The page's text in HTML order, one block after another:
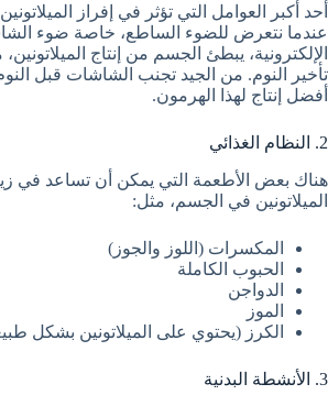
أحد أكبر العوامل التي تؤثر في إفراز
عندما نتعرض للضوء الساطع، خاصة ضوء
الإلكترونية، يبطئ الجسم من إنتاج
تأخير النوم. من الجيد تجنب الشاشات قبل
أفضل إنتاج لهذا الهرمون.
2. النظام الغذائي
هناك بعض الأطعمة التي يمكن أن تساعد في
الميلاتونين في الجسم، مثل:
المكسرات (اللوز والجوز)
الحبوب الكاملة
الدواجن
الموز
الكرز (يحتوي على الميلاتونين بشكل
3. الأنشطة البدنية